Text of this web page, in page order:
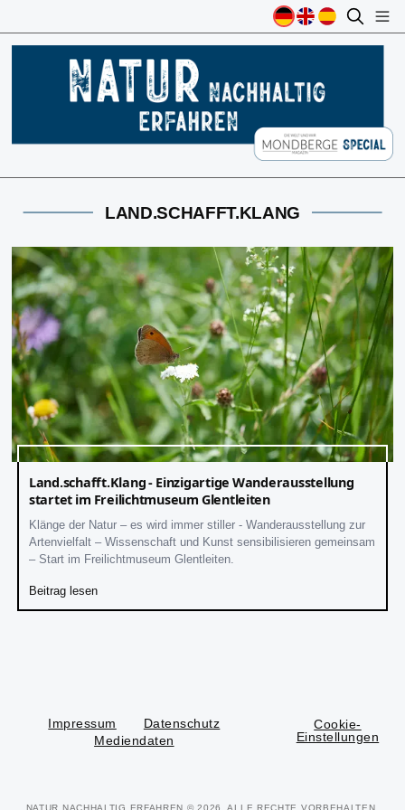
LAND.SCHAFFT.KLANG
Land.schafft.Klang - Einzigartige Wanderausstellung
startet im Freilichtmuseum Glentleiten
Klänge der Natur – es wird immer stiller - Wanderausstellung zur
Artenvielfalt – Wissenschaft und Kunst sensibilisieren gemeinsam
– Start im Freilichtmuseum Glentleiten.
Beitrag lesen
Impressum
Datenschutz
Mediendaten
Cookie-
Einstellungen
NATUR NACHHALTIG ERFAHREN © 2026. ALLE RECHTE VORBEHALTEN.